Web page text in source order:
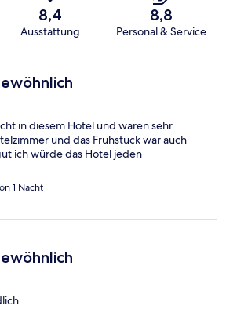
8,4
Ausstattung
8,8
Personal & Service
in diesem Hotel und waren sehr
und das Frühstück war auch
ich würde das Hotel jeden
1 Nacht